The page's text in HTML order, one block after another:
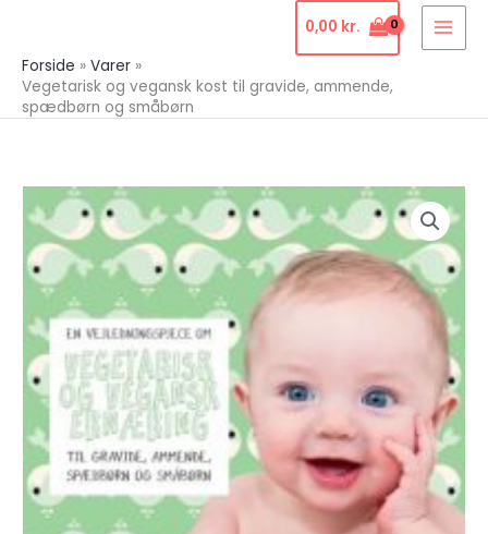
indholdet
0,00 kr.
Forside
Varer
Vegetarisk og vegansk kost til gravide, ammende,
spædbørn og småbørn
Vegetarisk
og
vegansk
kost
gravide,
ammende,
spædbørn
småbørn
antal